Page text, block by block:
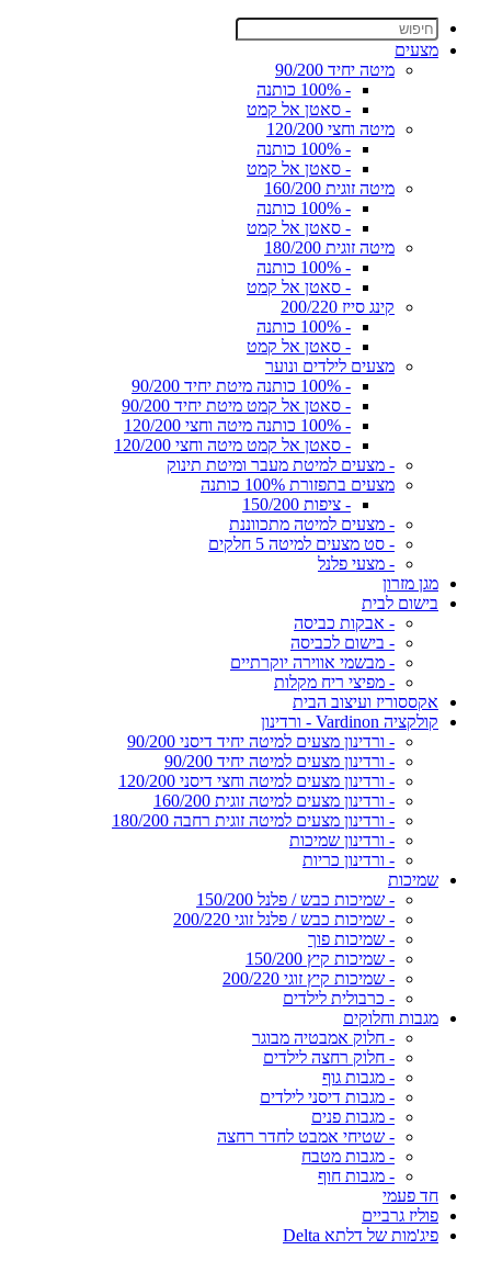
מצעים
מיטה יחיד 90/200
- 100% כותנה
- סאטן אל קמט
מיטה וחצי 120/200
- 100% כותנה
- סאטן אל קמט
מיטה זוגית 160/200
- 100% כותנה
- סאטן אל קמט
מיטה זוגית 180/200
- 100% כותנה
- סאטן אל קמט
קינג סייז 200/220
- 100% כותנה
- סאטן אל קמט
מצעים לילדים ונוער
- 100% כותנה מיטת יחיד 90/200
- סאטן אל קמט מיטת יחיד 90/200
- 100% כותנה מיטה וחצי 120/200
- סאטן אל קמט מיטה וחצי 120/200
- מצעים למיטת מעבר ומיטת תינוק
מצעים בתפזורת 100% כותנה
- ציפות 150/200
- מצעים למיטה מתכווננת
- סט מצעים למיטה 5 חלקים
- מצעי פלנל
מגן מזרון
בישום לבית
- אבקות כביסה
- בישום לכביסה
- מבשמי אווירה יוקרתיים
- מפיצי ריח מקלות
אקססוריז ועיצוב הבית
קולקציה Vardinon - ורדינון
- ורדינון מצעים למיטה יחיד דיסני 90/200
- ורדינון מצעים למיטה יחיד 90/200
- ורדינון מצעים למיטה וחצי דיסני 120/200
- ורדינון מצעים למיטה זוגית 160/200
- ורדינון מצעים למיטה זוגית רחבה 180/200
- ורדינון שמיכות
- ורדינון כריות
שמיכות
- שמיכות כבש / פלנל 150/200
- שמיכות כבש / פלנל זוגי 200/220
- שמיכות פוך
- שמיכות קיץ 150/200
- שמיכות קיץ זוגי 200/220
- כרבולית לילדים
מגבות וחלוקים
- חלוק אמבטיה מבוגר
- חלוק רחצה לילדים
- מגבות גוף
- מגבות דיסני לילדים
- מגבות פנים
- שטיחי אמבט לחדר רחצה
- מגבות מטבח
- מגבות חוף
חד פעמי
פוליז גרביים
פיג'מות של דלתא Delta